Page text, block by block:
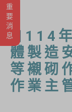
重要消息
自114
體製造
等襯砌
作業主